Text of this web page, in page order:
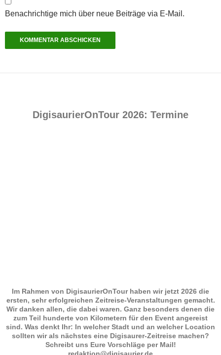
Benachrichtige mich über neue Beiträge via E-Mail.
DigisaurierOnTour 2026: Termine
Im Rahmen von DigisaurierOnTour haben wir jetzt 2026 die
ersten, sehr erfolgreichen Zeitreise-Veranstaltungen gemacht.
Wir danken allen, die dabei waren. Ganz besonders denen die
zum Teil hunderte von Kilometern für den Event angereist
sind. Was denkt Ihr: In welcher Stadt und an welcher Location
sollten wir als nächstes eine Digisaurer-Zeitreise machen?
Schreibt uns Eure Vorschläge per Mail!